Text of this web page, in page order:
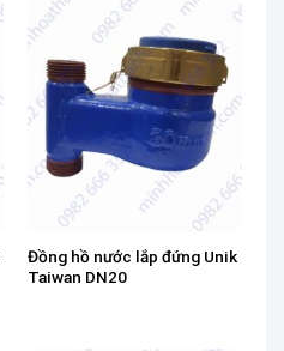
Đồng hồ nước lắp đứng Unik
Taiwan DN20